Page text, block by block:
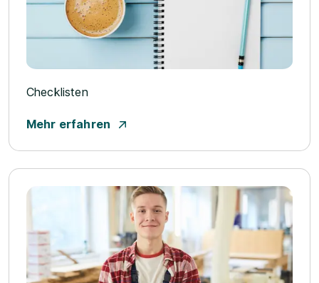
Checklisten
Mehr erfahren